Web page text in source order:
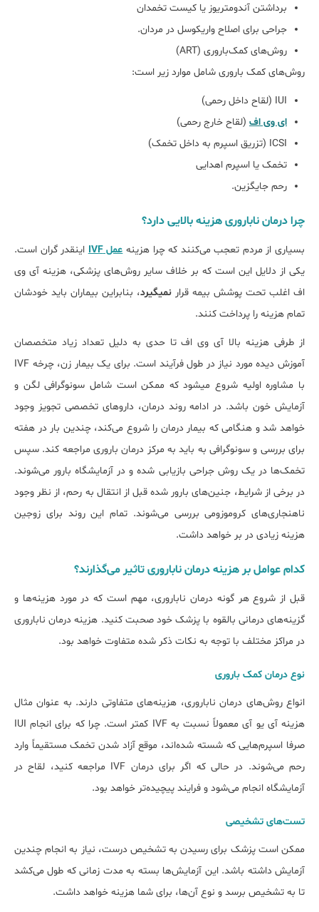
برداشتن آندومتریوز یا کیست تخمدان
جراحی برای اصلاح واریکوسل در مردان.
روش‌های کمک‌باروری (ART)
روش‌های کمک باروری شامل موارد زیر است:
IUI (لقاح داخل رحمی)
ای وی اف (لقاح خارج رحمی)
ICSI (تزریق اسپرم به داخل تخمک)
تخمک یا اسپرم اهدایی
رحم جایگزین.
چرا درمان ناباروری هزینه بالایی دارد؟
بسیاری از مردم تعجب می‎‌کنند که چرا هزینه عمل IVF
اینقدر گران است.
یکی از دلایل این است که بر خلاف سایر روش‎‌های پزشکی، هزینه آی وی
اف اغلب تحت پوشش بیمه قرار نمی‎گیرد
، بنابراین بیماران باید خودشان
تمام هزینه را پرداخت کنند.
از طرفی هزینه بالا آی وی اف تا حدی به دلیل تعداد زیاد متخصصان
آموزش دیده مورد نیاز در طول فرآیند است. برای یک بیمار زن، چرخه IVF
با مشاوره اولیه شروع می‎شود که ممکن است شامل سونوگرافی لگن و
آزمایش خون باشد. در ادامه روند درمان، داروهای تخصصی تجویز وجود
خواهد شد و هنگامی که بیمار درمان را شروع می‎‌کند، چندین بار در هفته
برای بررسی و سونوگرافی به باید به مرکز درمان باروری مراجعه کند. سپس
تخمک‎‌ها در یک روش جراحی بازیابی شده و در آزمایشگاه بارور می‌‎شوند.
در برخی از شرایط، جنین‌های بارور شده قبل از انتقال به رحم، از نظر وجود
ناهنجاری‌های کروموزومی بررسی می‌شوند. تمام این روند برای زوجین
هزینه زیادی در بر خواهد داشت.
کدام عوامل بر هزینه درمان ناباروری تاثیر می‌گذارند؟
قبل از شروع هر گونه درمان ناباروری، مهم است که در مورد هزینه‎‌ها و
گزینه‎‌های درمانی بالقوه با پزشک خود صحبت کنید. هزینه درمان ناباروری
در مراکز مختلف با توجه به نکات ذکر شده متفاوت خواهد بود.
نوع درمان کمک باروری
انواع روش‌های درمان ناباروری، هزینه‎‌های متفاوتی دارند. به عنوان مثال
هزینه آی یو آی معمولاً نسبت به IVF کمتر است. چرا که برای انجام IUI
صرفا اسپرم‌هایی که شسته شده‌اند، موقع آزاد شدن تخمک مستقیماً وارد
رحم می‌شوند. در حالی که اگر برای درمان IVF مراجعه کنید، لقاح در
آزمایشگاه انجام می‌شود و فرایند پیچیده‌تر خواهد بود.
تست‎‌های تشخیصی
ممکن است پزشک برای رسیدن به تشخیص درست، نیاز به انجام چندین
آزمایش داشته باشد. این آزمایش‌‎ها بسته به مدت زمانی که طول می‌کشد
تا به تشخیص برسد و نوع آن‌ها، برای شما هزینه خواهد داشت.